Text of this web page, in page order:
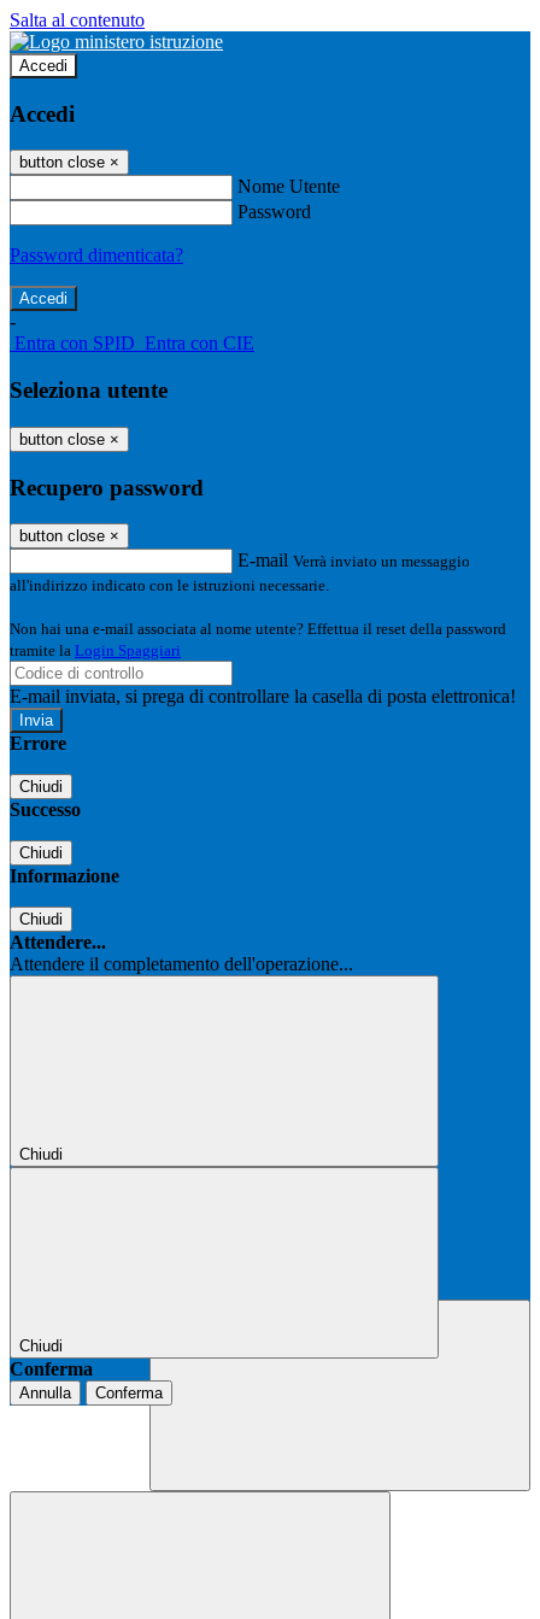
Salta al contenuto
Accedi
Accedi
button close ×
Nome Utente
Password
Password dimenticata?
-
Entra con SPID Entra con CIE
Seleziona utente
button close ×
Recupero password
button close ×
E-mail Verrà inviato un messaggio
all'indirizzo indicato con le istruzioni necessarie.
Non hai una e-mail associata al nome utente? Effettua il reset della password
tramite la Login Spaggiari
E-mail inviata, si prega di controllare la casella di posta elettronica!
Errore
Chiudi
Successo
Chiudi
Informazione
Chiudi
Attendere...
Attendere il completamento dell'operazione...
Chiudi
Chiudi
Conferma
Annulla Conferma